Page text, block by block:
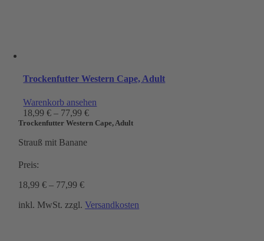
Trockenfutter Western Cape, Adult
Warenkorb ansehen
18,99€ – 77,99€
Trockenfutter Western Cape, Adult
Strauß mit Banane
Preis:
18,99€ – 77,99€
inkl. MwSt. zzgl.Versandkosten